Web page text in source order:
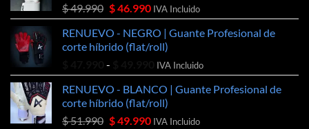
$ 46.990.$ 34.990.
$49.990 El
precio
original
era:
$ 49.990.
$46.990El
precio
actual
es:
$ 46.990.
IVA Incluido
RENUEVO - NEGRO | Guante Profesional de
corte híbrido (flat/roll)
-
Rango
de
precios:
desde
$ 47.990
IVA Incluido
RENUEVO - BLANCO | Guante Profesional de
corte híbrido (flat/roll)
$51.990 El
$49.990ElIVA Incluido